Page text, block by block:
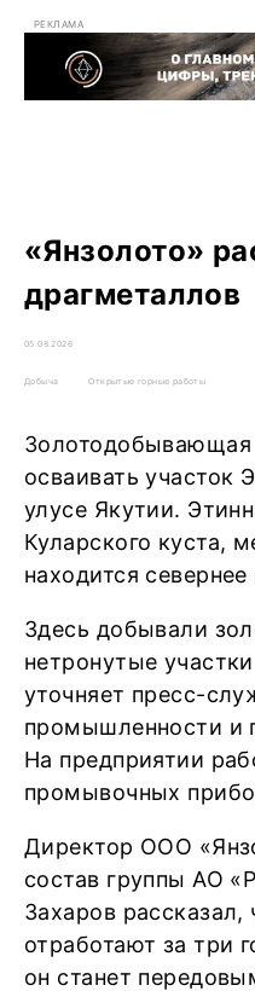
РЕКЛАМА
«Янзолото»
драгметаллов
05.08.2026
Добыча Открытые горные работы
Золотодобывающая
осваивать участок
улусе Якутии.
Куларского куста,
находится
Здесь добывали
нетронутые
уточняет пресс-
промышленности и
На предприятии
промывочных
Директор ООО
состав группы АО
Захаров рассказал,
отработают за три
он станет